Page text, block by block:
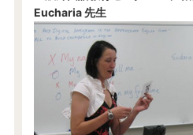
Eucharia 先生